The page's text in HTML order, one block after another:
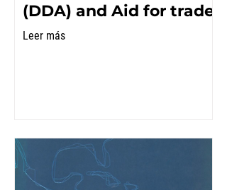
(DDA) and Aid for trade
Leer más